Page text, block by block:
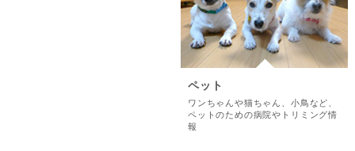
ペット
ワンちゃんや猫ちゃん、小鳥など、
ペットのための病院やトリミング情
報